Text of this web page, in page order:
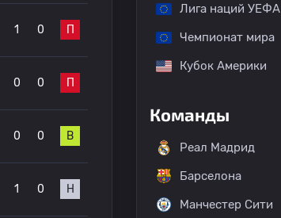
1 0 П
0 0 П
0 0 В
1 0 Н
Лига наций УЕФА
Чемпионат мира
Кубок Америки
Команды
Реал Мадрид
Барселона
Манчестер Сити